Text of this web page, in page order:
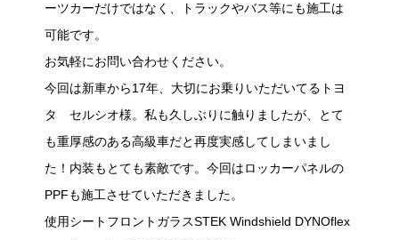
ーツカーだけではなく、トラックやバス等にも施工は
可能です。
お気軽にお問い合わせください。
今回は新車から17年、大切にお乗りいただいてるトヨ
タ セルシオ様。私も久しぶりに触りましたが、とて
も重厚感のある高級車だと再度実感してしまいまし
た！内装もとても素敵です。今回はロッカーパネルの
PPFも施工させていただきました。
使用シートフロントガラスSTEK Windshield DYNOflex